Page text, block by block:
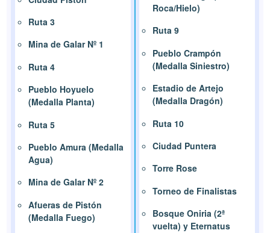
Ruta 3
Mina de Galar Nº 1
Ruta 4
Pueblo Hoyuelo
(Medalla Planta)
Ruta 5
Pueblo Amura (Medalla
Agua)
Mina de Galar Nº 2
Afueras de Pistón
(Medalla Fuego)
Roca/Hielo)
Ruta 9
Pueblo Crampón
(Medalla Siniestro)
Estadio de Artejo
(Medalla Dragón)
Ruta 10
Ciudad Puntera
Torre Rose
Torneo de Finalistas
Bosque Oniria (2ª
vuelta) y Eternatus